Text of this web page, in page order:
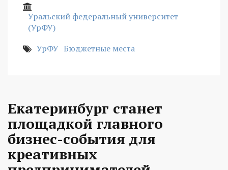
Уральский федеральный университет
(УрФУ)
УрФУ Бюджетные места
Екатеринбург станет
площадкой главного
бизнес-события для
креативных